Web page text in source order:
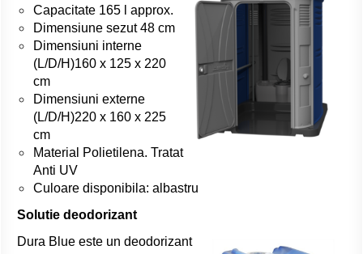
Capacitate 165 l approx.
Dimensiune sezut 48 cm
Dimensiuni interne
(L/D/H)160 x 125 x 220
cm
Dimensiuni externe
(L/D/H)220 x 160 x 225
cm
Material Polietilena. Tratat
Anti UV
Culoare disponibila: albastru
Solutie deodorizant
Dura Blue este un deodorizant